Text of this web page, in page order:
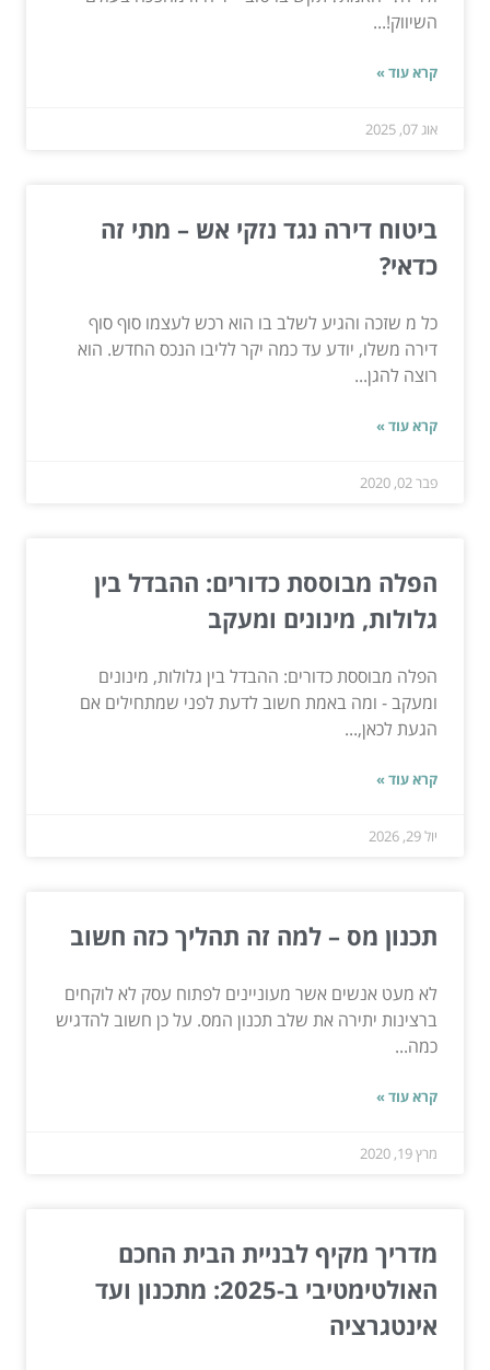
השיווק!...
קרא עוד »
אוג 07, 2025
ביטוח דירה נגד נזקי אש – מתי זה
כדאי?
כל מ שזכה והגיע לשלב בו הוא רכש לעצמו סוף סוף
דירה משלו, יודע עד כמה יקר לליבו הנכס החדש. הוא
רוצה להגן...
קרא עוד »
פבר 02, 2020
הפלה מבוססת כדורים: ההבדל בין
גלולות, מינונים ומעקב
הפלה מבוססת כדורים: ההבדל בין גלולות, מינונים
ומעקב - ומה באמת חשוב לדעת לפני שמתחילים אם
הגעת לכאן,...
קרא עוד »
יול 29, 2026
תכנון מס – למה זה תהליך כזה חשוב
לא מעט אנשים אשר מעוניינים לפתוח עסק לא לוקחים
ברצינות יתירה את שלב תכנון המס. על כן חשוב להדגיש
כמה...
קרא עוד »
מרץ 19, 2020
מדריך מקיף לבניית הבית החכם
האולטימטיבי ב-2025: מתכנון ועד
אינטגרציה